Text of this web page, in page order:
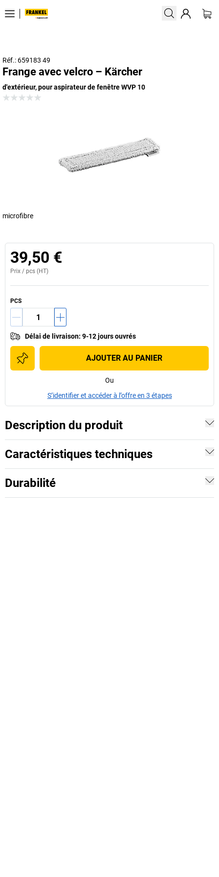
Réf.: 659183 49
Frange avec velcro – Kärcher
d'extérieur, pour aspirateur de fenêtre WVP 10
microfibre
39,50 €
Prix / pcs (HT)
PCS
Délai de livraison: 9-12 jours ouvrés
AJOUTER AU PANIER
Ou
S’identifier et accéder à l’offre en 3 étapes
Description du produit
Caractéristiques techniques
Durabilité